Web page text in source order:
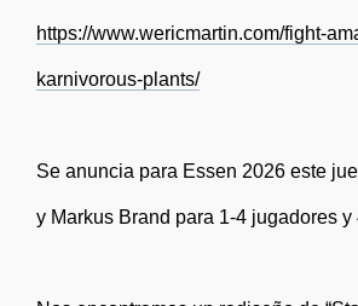
https://www.wericmartin.com/fight-
karnivorous-plants/
Se anuncia para Essen 2026 este
y Markus Brand para 1-4 jugadores y